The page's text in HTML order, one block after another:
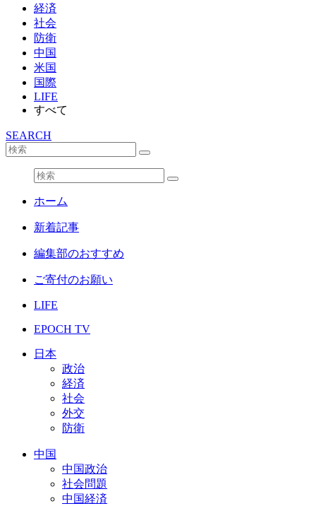
経済
社会
防衛
中国
米国
国際
LIFE
すべて
SEARCH
ホーム
新着記事
編集部のおすすめ
ご寄付のお願い
LIFE
EPOCH TV
日本
政治
経済
社会
外交
防衛
中国
中国政治
社会問題
中国経済